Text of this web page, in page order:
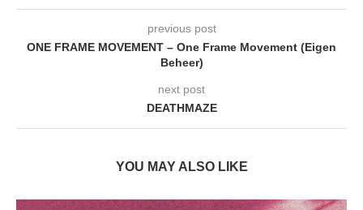
previous post
ONE FRAME MOVEMENT – One Frame Movement (Eigen
Beheer)
next post
DEATHMAZE
YOU MAY ALSO LIKE